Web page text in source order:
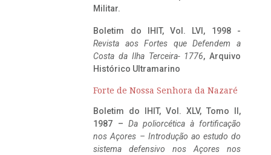
Militar.
Boletim do IHIT, Vol. LVI, 1998 -
Revista aos Fortes que Defendem a
Costa da Ilha Terceira- 1776, Arquivo
Histórico Ultramarino
Forte de Nossa Senhora da Nazaré
Boletim do IHIT, Vol. XLV, Tomo II,
1987 – Da poliorcética à fortificação
nos Açores – Introdução ao estudo do
sistema defensivo nos Açores nos